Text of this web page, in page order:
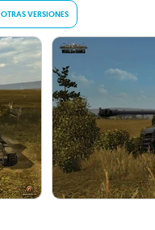
OTRAS VERSIONES